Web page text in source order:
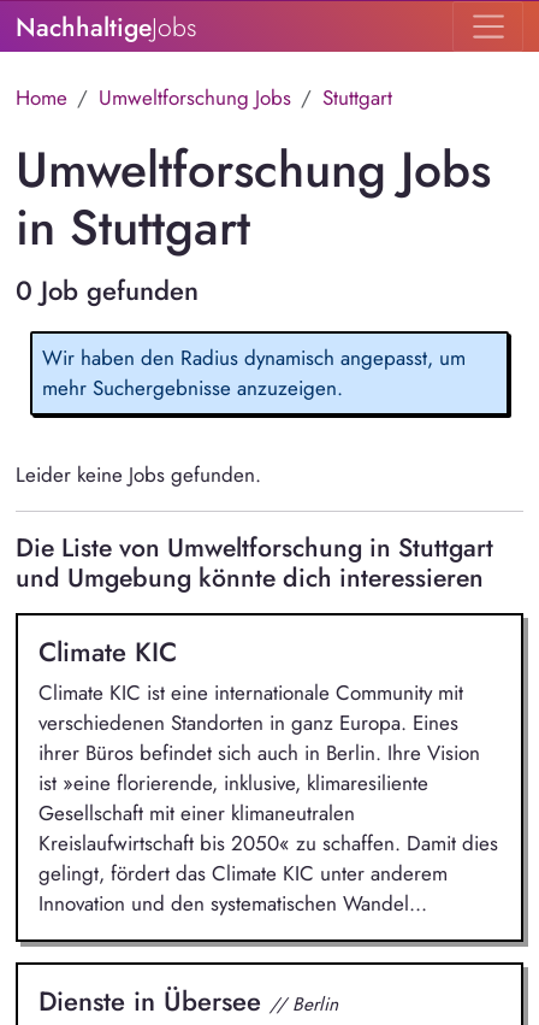
NachhaltigeJobs
Home Umweltforschung Jobs Stuttgart
Umweltforschung Jobs
in Stuttgart
0 Job gefunden
Wir haben den Radius dynamisch angepasst, um
mehr Suchergebnisse anzuzeigen.
Leider keine Jobs gefunden.
Die Liste von Umweltforschung in Stuttgart
und Umgebung könnte dich interessieren
Climate KIC
Climate KIC ist eine internationale Community mit
verschiedenen Standorten in ganz Europa. Eines
ihrer Büros befindet sich auch in Berlin. Ihre Vision
ist »eine florierende, inklusive, klimaresiliente
Gesellschaft mit einer klimaneutralen
Kreislaufwirtschaft bis 2050« zu schaffen. Damit dies
gelingt, fördert das Climate KIC unter anderem
Innovation und den systematischen Wandel...
Dienste in Übersee // Berlin